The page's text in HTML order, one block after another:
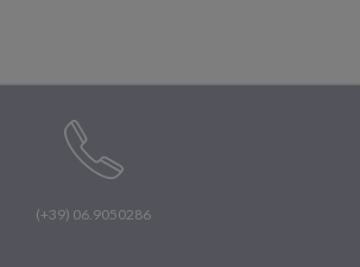
(+39) 06.9050286